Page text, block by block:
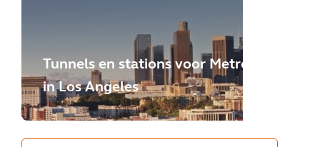
Tunnels en stations voor Metro
in Los Angeles